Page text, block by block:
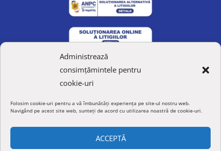
Administrează
consimțămintele pentru
cookie-uri
Folosim cookie-uri pentru a vă îmbunătăți experiența pe site-ul nostru web.
Navigând pe acest site web, sunteți de acord cu utilizarea noastră de cookie-uri.
ACCEPTĂ
Link-uri rapide
Formular de retur